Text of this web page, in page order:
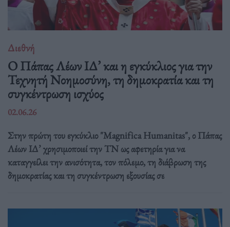
Διεθνή
Ο Πάπας Λέων ΙΔ’ και η εγκύκλιος για την
Τεχνητή Νοημοσύνη, τη δημοκρατία και τη
συγκέντρωση ισχύος
02.06.26
Στην πρώτη του εγκύκλιο "Magnifica Humanitas", ο Πάπας
Λέων ΙΔ’ χρησιμοποιεί την ΤΝ ως αφετηρία για να
καταγγείλει την ανισότητα, τον πόλεμο, τη διάβρωση της
δημοκρατίας και τη συγκέντρωση εξουσίας σε